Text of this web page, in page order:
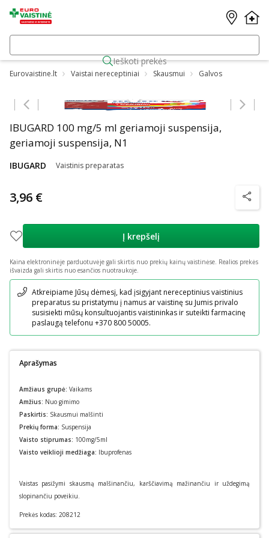
Ieškoti prekės
Eurovaistine.lt Vaistai nereceptiniai Skausmui Galvos
IBUGARD 100 mg/5 ml geriamoji suspensija,
geriamoji suspensija, N1
IBUGARD Vaistinis preparatas
3,96 €
Į krepšelį
Kaina elektroninėje parduotuvėje gali skirtis nuo prekių kainų vaistinėse. Realios prekės
išvaizda gali skirtis nuo esančios nuotraukoje.
Pranešimas
Atkreipiame Jūsų dėmesį, kad įsigyjant nereceptinius vaistinius
preparatus su pristatymu į namus ar vaistinę su Jumis privalo
susisiekti mūsų konsultuojantis vaistininkas ir suteikti farmacinę
paslaugą telefonu +370 800 50005.
Aprašymas
Amžiaus grupė: Vaikams
Amžius: Nuo gimimo
Paskirtis: Skausmui malšinti
Prekių forma: Suspensija
Vaisto stiprumas: 100mg/5ml
Vaisto veiklioji medžiaga: Ibuprofenas
Vaistas pasižymi skausmą malšinančiu, karščiavimą mažinančiu ir uždegimą
slopinančiu poveikiu.
Prekės kodas: 208212